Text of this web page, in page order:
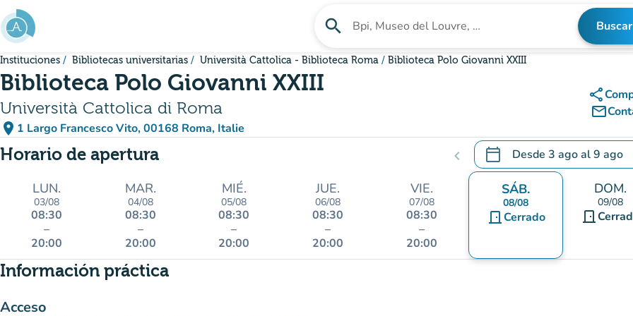
Ir al contenido principal
search Buscar un establecimiento Buscar
Instituciones Bibliotecas universitarias Università Cattolica - Biblioteca Roma Biblioteca Polo Giovanni XXIII
Biblioteca Polo Giovanni XXIII
Università Cattolica di Roma
place 1 Largo Francesco Vito, 00168 Roma, Italie
(abrir en Google Maps)
(nueva pestaña)
share
mail_outline
Horario de apertura chevron_left calendar_today Desde 3 agoal9 ago
.Abra el calendario para
LUN.
03/08
08:30
–
20:00
MAR.
04/08
08:30
–
20:00
MIÉ.
05/08
08:30
–
20:00
JUE.
06/08
08:30
–
20:00
VIE.
07/08
08:30
–
20:00
SÁB.
08/08
door_front Cerrado
DOM.
09/08
door_front
Información práctica
Acceso